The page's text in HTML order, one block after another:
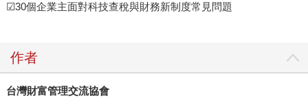
☑30個企業主面對科技查稅與財務新制度常見問題
作者
台灣財富管理交流協會